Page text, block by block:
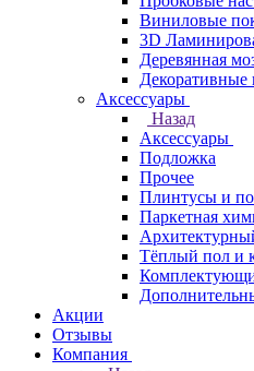
Виниловые
3D
Деревянная
Декоративные
Аксессуары
Назад
Аксессуары
Подложка
Прочее
Плинтусы и
Паркетная
Тёплый пол и
Акции
Отзывы
Компания